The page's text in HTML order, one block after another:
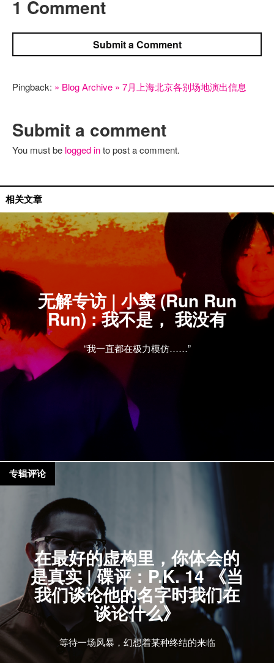
1 Comment
Submit a Comment
Pingback: » Blog Archive » 7月上海北京各别场地演出信息
Submit a comment
You must be logged into post a comment.
相关文章
无解专访 | 小窦 (Run Run
Run) : 我不是， 我没有
“我一直都在极力模仿……”
国内艺人
在最好的虚构里，你体会的
是真实 | 碟评：P.K. 14 《当
我们谈论他的名字时我们在
谈论什么》
等待一场风暴，幻想着某种终结的来临
专辑评论